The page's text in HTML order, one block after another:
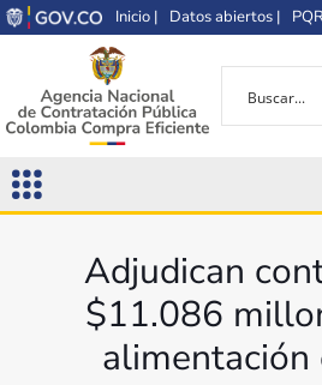
Inicio | Datos abiertos |
Adjudican
$11.086
alimentación